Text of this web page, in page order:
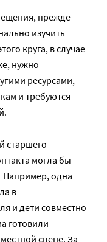
прежде
изучить
круга, в случае
нужно
ресурсами,
и требуются
старшего
могла бы
Например, одна
в
и дети совместно
готовили
сцене. За